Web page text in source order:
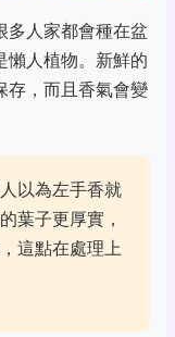
多人家都會種在盆
懶人植物。新鮮的
存，而且香氣會變
以為左手香就
葉子更厚實，
這點在處理上